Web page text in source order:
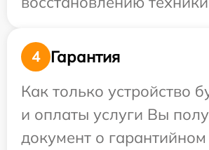
4
Гарантия
Как только устройство
и оплаты услуги Вы
документ о гарантийном